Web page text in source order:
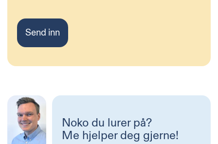
Noko du lurer på?
Me hjelper deg gjerne!